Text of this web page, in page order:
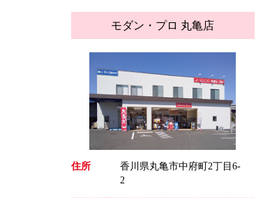
モダン・プロ 丸亀店
住所
香川県丸亀市中府町2丁目6-
2